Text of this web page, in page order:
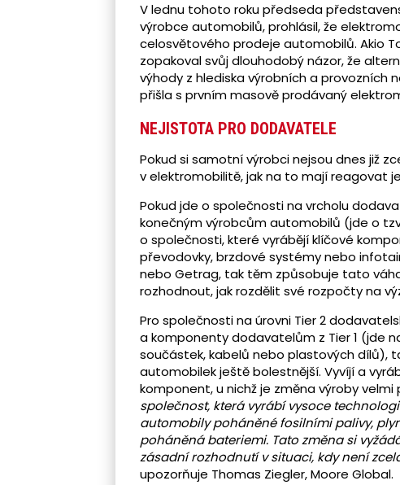
V lednu tohoto roku předseda
výrobce automobilů, prohlásil, že
celosvětového prodeje automobilů. Akio
zopakoval svůj dlouhodobý názor, že
výhody z hlediska výrobních a provozních
přišla s prvním masově prodávaný
NEJISTOTA PRO DODAVATELE
Pokud si samotní výrobci nejsou dnes již
v elektromobilitě, jak na to mají reagovat
Pokud jde o společnosti na vrcholu
konečným výrobcům automobilů (jde o
o společnosti, které vyrábějí klíčové
převodovky, brzdové systémy nebo
nebo Getrag, tak těm způsobuje tato
rozhodnout, jak rozdělit své rozpočty na
Pro společnosti na úrovni Tier 2
a komponenty dodavatelům z Tier 1 (jde
součástek, kabelů nebo plastových dílů),
automobilek ještě bolestnější. Vyvíjí a
komponent, u nichž je změna výroby
společnost, která vyrábí vysoce
automobily poháněné fosilními palivy,
poháněná bateriemi. Tato změna si
zásadní rozhodnutí v situaci, kdy není
upozorňuje Thomas Ziegler, Moore Global.